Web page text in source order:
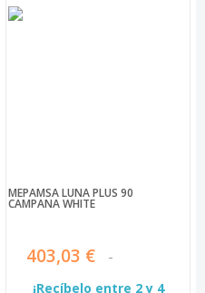
MEPAMSA LUNA PLUS 90
CAMPANA WHITE
403,03 €
¡Recíbelo entre 2 y 4